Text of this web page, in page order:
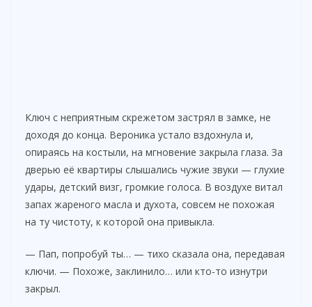
Ключ с неприятным скрежетом застрял в замке, не
доходя до конца. Вероника устало вздохнула и,
опираясь на костыли, на мгновение закрыла глаза. За
дверью её квартиры слышались чужие звуки — глухие
удары, детский визг, громкие голоса. В воздухе витал
запах жареного масла и духота, совсем не похожая
на ту чистоту, к которой она привыкла.
— Пап, попробуй ты… — тихо сказала она, передавая
ключи. — Похоже, заклинило… или кто-то изнутри
закрыл.